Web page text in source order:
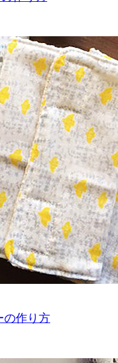
の作り方